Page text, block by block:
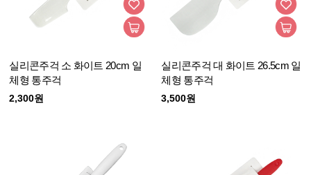
실리콘주걱 소 화이트 20cm 일
체형 통주걱
2,300원
실리콘주걱 대 화이트 26.5cm 일
체형 통주걱
3,500원